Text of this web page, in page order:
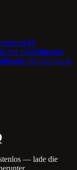
60
EQOutboard-
SlabSättigung
— lade die